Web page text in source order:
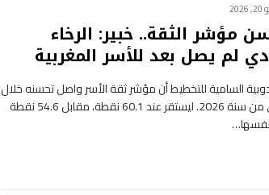
مؤشر الثقة.. خبير: الرخاء
لم يصل بعد للأسر المغربية
السامية للتخطيط أن مؤشر ثقة الأسر واصل تحسنه خلال
الفصل الثاني من سنة 2026. ليستقر عند 60.1 نقطة، مقابل 54.6 نقطة
نفسها…